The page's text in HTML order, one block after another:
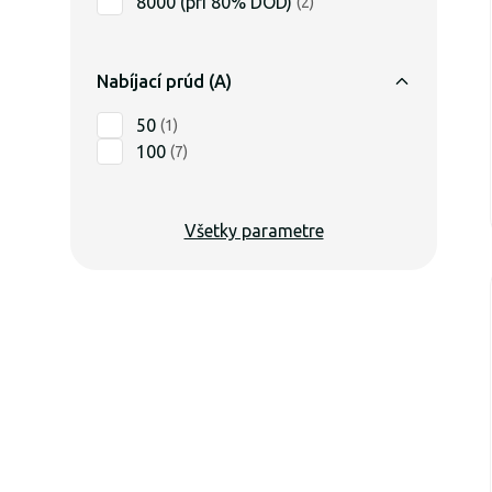
Nabíjací prúd (A)
50 (1)
100 (7)
Všetky parametre